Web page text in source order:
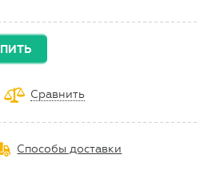
Сравнить
Способы доставки